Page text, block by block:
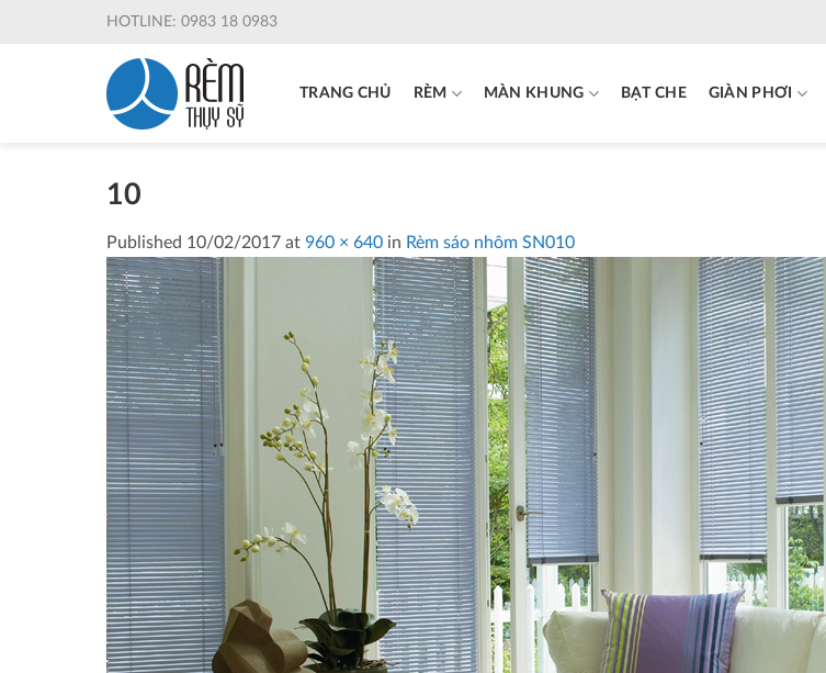
HOTLINE: 0983 18 0983
TRANG CHỦ RÈM MÀN KHUNG BẠT CHE GIÀN PHƠI
10
Published 10/02/2017 at 960 × 640 in Rèm sáo nhôm SN010